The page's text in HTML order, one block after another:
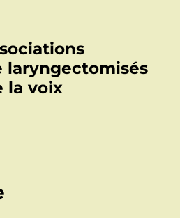
laryngectomisés
la voix